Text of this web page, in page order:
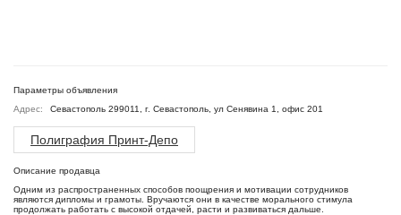
Параметры объявления
Адрес:
Севастополь 299011, г. Севастополь, ул Сенявина 1, офис 201
Полиграфия Принт-Депо
Описание продавца
Одним из распространенных способов поощрения и мотивации сотрудников
являются дипломы и грамоты. Вручаются они в качестве морального стимула
продолжать работать с высокой отдачей, расти и развиваться дальше.